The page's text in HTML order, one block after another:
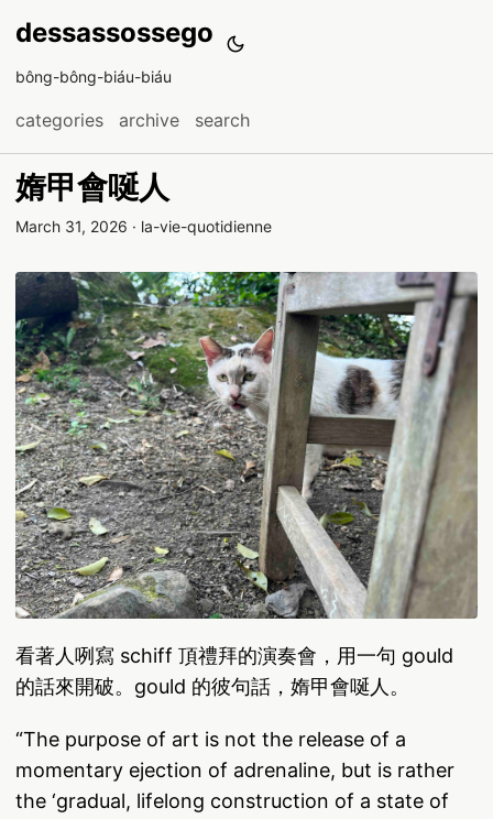
dessassossego
bông-bông-biáu-biáu
categories archive search
媠甲會唌人
March 31, 2026 · la-vie-quotidienne
看著人咧寫 schiff 頂禮拜的演奏會，用一句 gould
的話來開破。gould 的彼句話，媠甲會唌人。
“The purpose of art is not the release of a
momentary ejection of adrenaline, but is rather
the ‘gradual, lifelong construction of a state of